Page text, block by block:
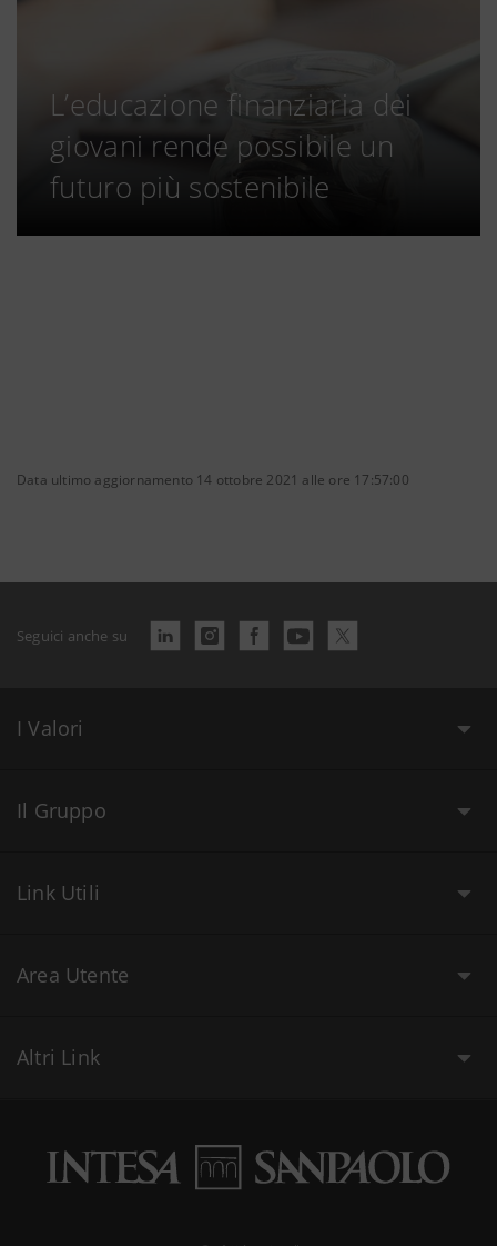
L’educazione finanziaria dei
giovani rende possibile un
futuro più sostenibile
Data ultimo aggiornamento 14 ottobre 2021 alle ore 17:57:00
Seguici anche su
I Valori
Il Gruppo
Link Utili
Area Utente
Altri Link